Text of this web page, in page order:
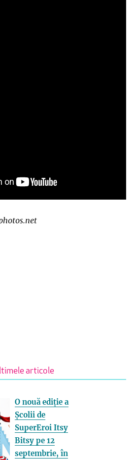
articole
O nouă ediție a
Școlii de
SuperEroi Itsy
Bitsy pe 12
septembrie, în